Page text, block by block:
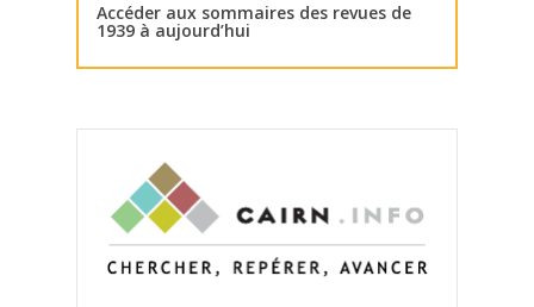
Accéder aux sommaires des revues de
1939 à aujourd’hui